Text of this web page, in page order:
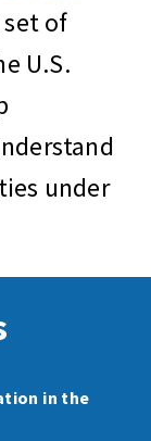
set of
U.S.
under
in the